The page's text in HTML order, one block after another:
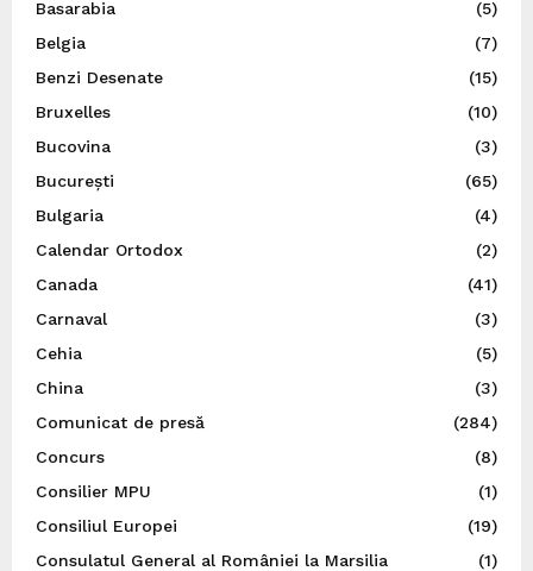
Basarabia
(5)
Belgia
(7)
Benzi Desenate
(15)
Bruxelles
(10)
Bucovina
(3)
București
(65)
Bulgaria
(4)
Calendar Ortodox
(2)
Canada
(41)
Carnaval
(3)
Cehia
(5)
China
(3)
Comunicat de presă
(284)
Concurs
(8)
Consilier MPU
(1)
Consiliul Europei
(19)
Consulatul General al României la Marsilia
(1)